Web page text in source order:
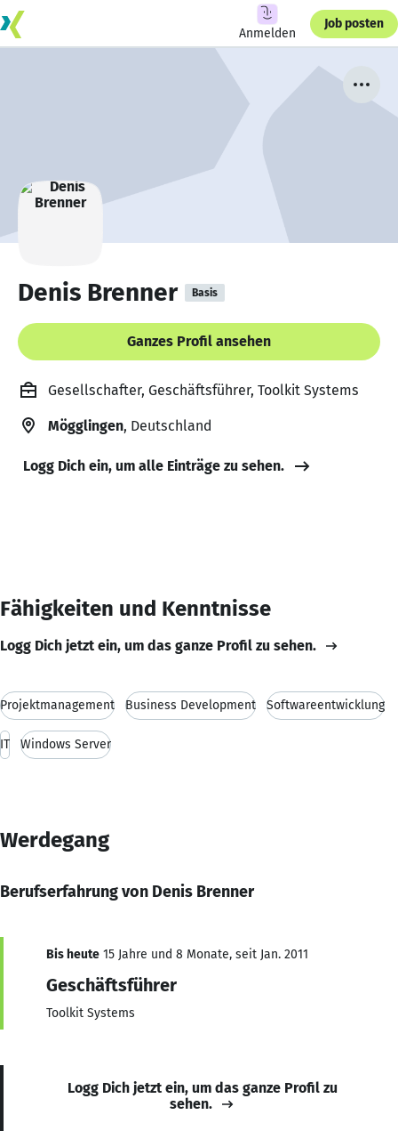
Anmelden
Job posten
Denis Brenner Basis
Ganzes Profil ansehen
Gesellschafter, Geschäftsführer, Toolkit Systems
Mögglingen, Deutschland
Logg Dich ein, um alle Einträge zu sehen.
Fähigkeiten und Kenntnisse
Logg Dich jetzt ein, um das ganze Profil zu sehen.
Projektmanagement Business Development Softwareentwicklung
IT Windows Server
Werdegang
Berufserfahrung von Denis Brenner
Bis heute 15 Jahre und 8 Monate, seit Jan. 2011
Geschäftsführer
Toolkit Systems
Logg Dich jetzt ein, um das ganze Profil zu
sehen.